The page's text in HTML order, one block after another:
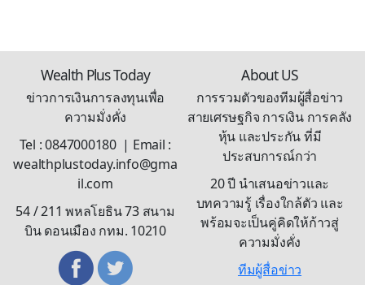
Wealth Plus Today
ข่าวการเงินการลงทุนเพื่อ
ความมั่งคั่ง
Tel : 0847000180 | Email :
wealthplustoday.info@gma
il.com
54 / 211 พหลโยธิน 73 สนาม
บิน ดอนเมือง กทม. 10210
About US
การรวมตัวของทีมผู้สื่อข่าว
สายเศรษฐกิจ การเงิน การคลัง
หุ้น และประกัน ที่มี
ประสบการณ์กว่า
20 ปี นำเสนอข่าวและ
บทความรู้ เรื่องใกล้ตัว และ
พร้อมจะเป็นคู่คิดให้ก้าวสู่
ความมั่งคั่ง
ทีมผู้สื่อข่าว